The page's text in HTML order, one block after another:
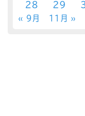
28
29
« 9月 11月 »